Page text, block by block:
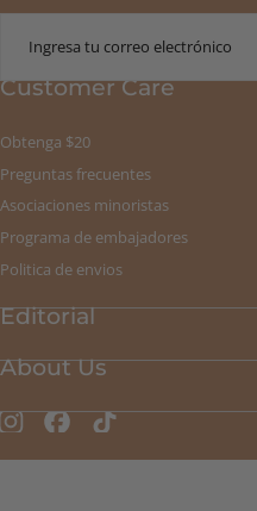
Customer Care
Obtenga $20
Preguntas frecuentes
Asociaciones minoristas
Programa de embajadores
Politica de envios
Editorial
About Us